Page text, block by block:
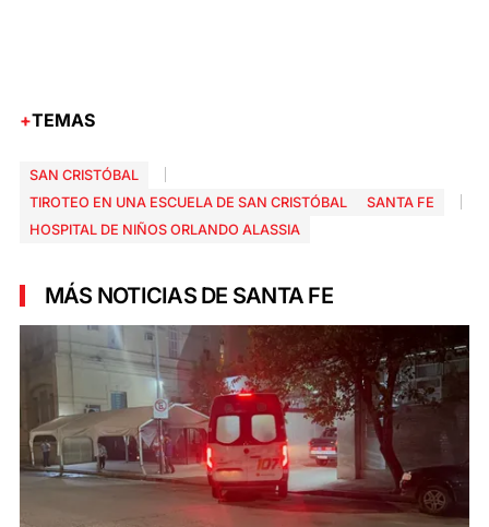
TEMAS
SAN CRISTÓBAL
TIROTEO EN UNA ESCUELA DE SAN CRISTÓBAL
SANTA FE
HOSPITAL DE NIÑOS ORLANDO ALASSIA
MÁS NOTICIAS DE SANTA FE